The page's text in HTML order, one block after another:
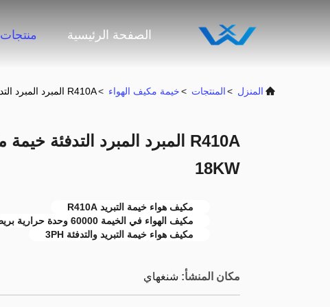
الصفحة الرئيسية منتجات
المنزل >المنتجات >خيمة مكيف الهواء >R410A المبرد المبرد التدفئة خيمة مكيف الهواء 60000BTU 18KW
18KW
مكيف هواء خيمة التبريد R410A
مكيف الهواء في الخيمة 60000 وحدة حرارية بريطانية
مكيف هواء خيمة التبريد والتدفئة 3PH
مكان المنشأ: شنغهاي